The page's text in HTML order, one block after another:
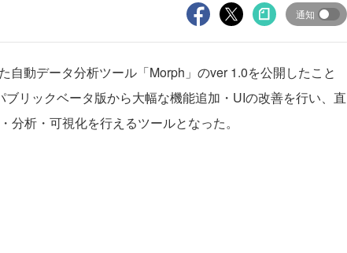
通知
自動データ分析ツール「Morph」のver 1.0を公開したこと
リックベータ版から大幅な機能追加・UIの改善を行い、直
分析・可視化を行えるツールとなった。